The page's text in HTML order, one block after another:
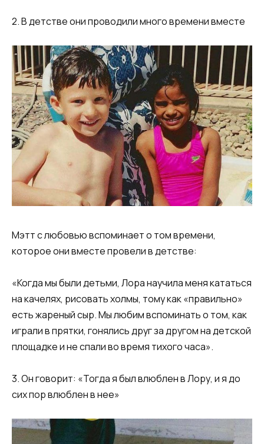
2. В детстве они проводили много времени вместе
Мэтт с любовью вспоминает о том времени,
которое они вместе провели в детстве:
«Когда мы были детьми, Лора научила меня кататься
на качелях, рисовать холмы, тому как «правильно»
есть жареный сыр. Мы любим вспоминать о том, как
играли в прятки, гонялись друг за другом на детской
площадке и не спали во время тихого часа».
3. Он говорит: «Тогда я был влюблен в Лору, и я до
сих пор влюблен в нее»